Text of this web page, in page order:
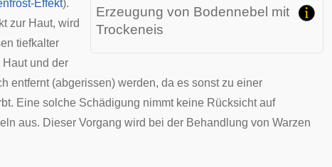
Erzeugung von Bodennebel mit
Trockeneis
Effekt).
zur Haut, wird
tiefkalter
und der
entfernt (abgerissen) werden, da es sonst zu einer
. Eine solche Schädigung nimmt keine Rücksicht auf
aus. Dieser Vorgang wird bei der Behandlung von Warzen